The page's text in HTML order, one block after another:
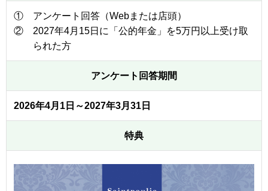
①
アンケート回答（Webまたは店頭）
②
2027年4月15日に「公的年金」を5万円以上受け取
られた方
アンケート回答期間
2026年4月1日～2027年3月31日
特典